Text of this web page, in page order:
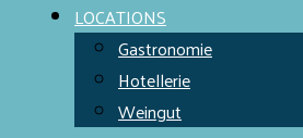
LOCATIONS
Gastronomie
Hotellerie
Weingut